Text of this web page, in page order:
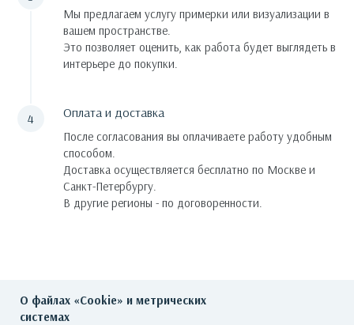
Мы предлагаем услугу примерки или визуализации в
вашем пространстве.
Это позволяет оценить, как работа будет выглядеть в
интерьере до покупки.
Оплата и доставка
После согласования вы оплачиваете работу удобным
способом.
Доставка осуществляется бесплатно по Москве и
Санкт-Петербургу.
В другие регионы - по договоренности.
О файлах «Cookie» и метрических
системах